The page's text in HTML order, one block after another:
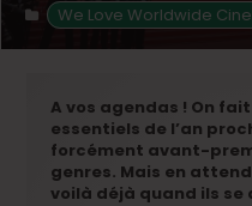
We Love Worldwide
A vos agendas ! On
essentiels de l’an
forcément avant-
genres. Mais en
voilà déjà quand ils se